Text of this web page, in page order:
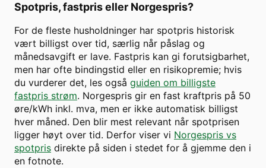
Spotpris, fastpris eller Norgespris?
For de fleste husholdninger har spotpris historisk
vært billigst over tid, særlig når påslag og
månedsavgift er lave. Fastpris kan gi forutsigbarhet,
men har ofte bindingstid eller en risikopremie; hvis
du vurderer det, les også guiden om billigste
fastpris strøm. Norgespris gir en fast kraftpris på 50
øre/kWh inkl. mva, men er ikke automatisk billigst
hver måned. Den blir mest relevant når spotprisen
ligger høyt over tid. Derfor viser vi Norgespris vs
spotpris direkte på siden i stedet for å gjemme den i
en fotnote.